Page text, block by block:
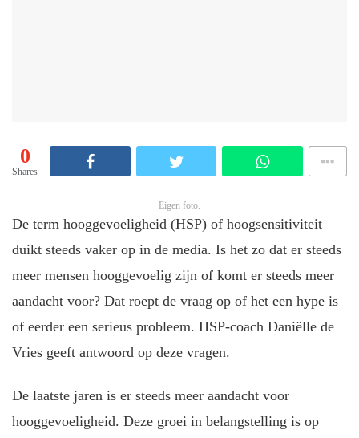
0
Shares
Eigen foto.
De term hooggevoeligheid (HSP) of hoogsensitiviteit
duikt steeds vaker op in de media. Is het zo dat er steeds
meer mensen hooggevoelig zijn of komt er steeds meer
aandacht voor? Dat roept de vraag op of het een hype is
of eerder een serieus probleem. HSP-coach Daniëlle de
Vries geeft antwoord op deze vragen.
De laatste jaren is er steeds meer aandacht voor
hooggevoeligheid. Deze groei in belangstelling is op